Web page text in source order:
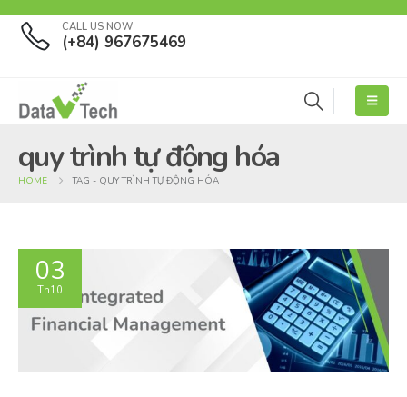
CALL US NOW
(+84) 967675469
quy trình tự động hóa
HOME TAG - QUY TRÌNH TỰ ĐỘNG HÓA
03
Th10